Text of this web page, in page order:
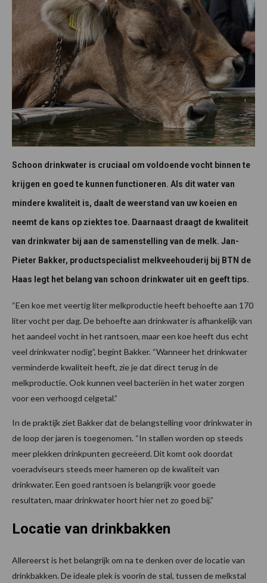
Schoon drinkwater is cruciaal om voldoende vocht binnen te
krijgen en goed te kunnen functioneren. Als dit water van
mindere kwaliteit is, daalt de weerstand van uw koeien en
neemt de kans op ziektes toe. Daarnaast draagt de kwaliteit
van drinkwater bij aan de samenstelling van de melk. Jan-
Pieter Bakker, productspecialist melkveehouderij bij BTN de
Haas legt het belang van schoon drinkwater uit en geeft tips.
“Een koe met veertig liter melkproductie heeft behoefte aan 170
liter vocht per dag. De behoefte aan drinkwater is afhankelijk van
het aandeel vocht in het rantsoen, maar een koe heeft dus echt
veel drinkwater nodig”, begint Bakker. “Wanneer het drinkwater
verminderde kwaliteit heeft, zie je dat direct terug in de
melkproductie. Ook kunnen veel bacteriën in het water zorgen
voor een verhoogd celgetal.”
In de praktijk ziet Bakker dat de belangstelling voor drinkwater in
de loop der jaren is toegenomen. “In stallen worden op steeds
meer plekken drinkpunten gecreëerd. Dit komt ook doordat
voeradviseurs steeds meer hameren op de kwaliteit van
drinkwater. Een goed rantsoen is belangrijk voor goede
resultaten, maar drinkwater hoort hier net zo goed bij.”
Locatie van drinkbakken
Allereerst is het belangrijk om na te denken over de locatie van
drinkbakken. De ideale plek is voorin de stal, tussen de melkstal